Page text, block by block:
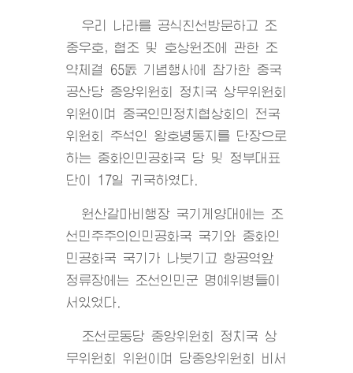
우리 나라를 공식친선방문하고 조
중우호, 협조 및 호상원조에 관한 조
약체결 65돐 기념행사에 참가한 중국
공산당 중앙위원회 정치국 상무위원회
위원이며 중국인민정치협상회의 전국
위원회 주석인 왕호녕동지를 단장으로
하는 중화인민공화국 당 및 정부대표
단이 17일 귀국하였다.
원산갈마비행장 국기게양대에는 조
선민주주의인민공화국 국기와 중화인
민공화국 국기가 나붓기고 항공역앞
정류장에는 조선인민군 명예위병들이
서있었다.
조선로동당 중앙위원회 정치국 상
무위원회 위원이며 당중앙위원회 비서